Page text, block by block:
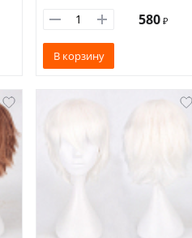
580 ₽
В корзину